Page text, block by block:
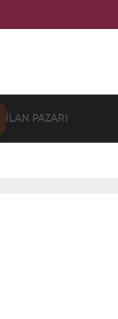
İLAN PAZARI